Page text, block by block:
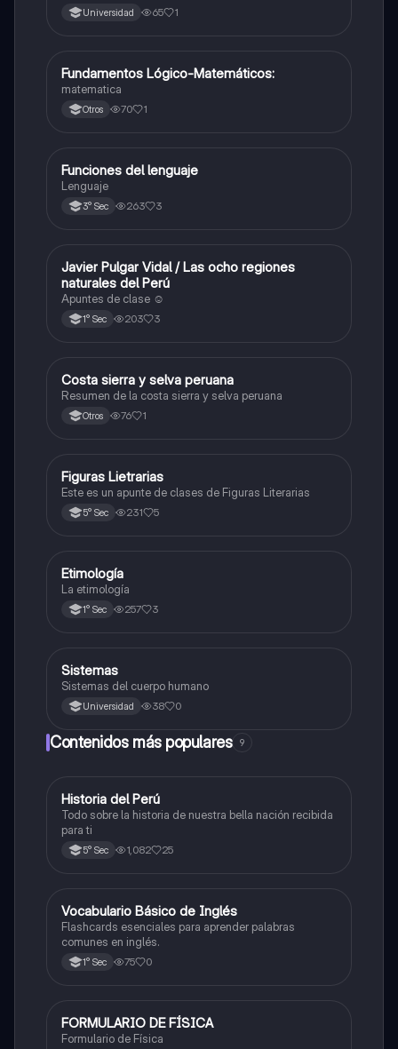
Universidad 65 1
Otros
Fundamentos Lógico-Matemáticos:
matematica
Otros 70 1
Otros
Funciones del lenguaje
Lenguaje
3° Sec 263 3
Otros
Javier Pulgar Vidal / Las ocho regiones
naturales del Perú
Apuntes de clase ☺️
1° Sec 203 3
Otros
Costa sierra y selva peruana
Resumen de la costa sierra y selva peruana
Otros 76 1
Otros
Figuras Lietrarias
Este es un apunte de clases de Figuras Literarias
5° Sec 231 5
Otros
Etimología
La etimología
1° Sec 257 3
SOtros
Sistemas
Sistemas del cuerpo humano
Universidad 38 0
Contenidos más populares 9
Ciencias Sociales
Historia del Perú
Todo sobre la historia de nuestra bella nación recibida
para ti
5° Sec 1,082 25
VInglés
Vocabulario Básico de Inglés
Flashcards esenciales para aprender palabras
comunes en inglés.
1° Sec 75 0
Física
FORMULARIO DE FÍSICA
Formulario de Física